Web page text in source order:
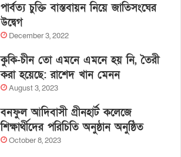
পার্বত্য চুক্তি বাস্তবায়ন নিয়ে জাতিসংঘের
উদ্বেগ
December 3, 2022
কুকি-চীন তো এমনে এমনে হয় নি, তৈরী
করা হয়েছে: রাশেদ খান মেনন
August 3, 2023
বনফুল আদিবাসী গ্রীনহার্ট কলেজে
শিক্ষার্থীদের পরিচিতি অনুষ্ঠান অনুষ্ঠিত
October 8, 2023